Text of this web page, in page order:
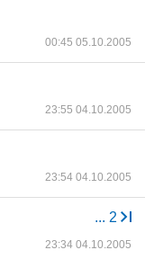
00:45 05.10.2005
23:55 04.10.2005
23:54 04.10.2005
... 2
23:34 04.10.2005